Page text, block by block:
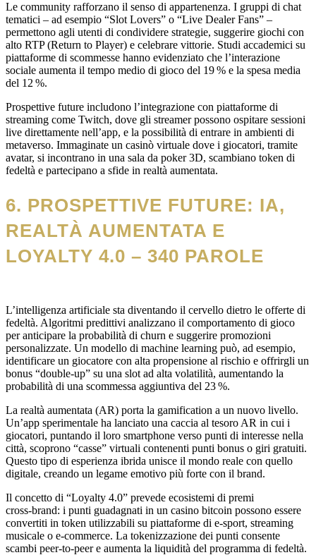
Le community rafforzano il senso di appartenenza. I gruppi di chat
tematici – ad esempio “Slot Lovers” o “Live Dealer Fans” –
permettono agli utenti di condividere strategie, suggerire giochi con
alto RTP (Return to Player) e celebrare vittorie. Studi accademici su
piattaforme di scommesse hanno evidenziato che l’interazione
sociale aumenta il tempo medio di gioco del 19 % e la spesa media
del 12 %.
Prospettive future includono l’integrazione con piattaforme di
streaming come Twitch, dove gli streamer possono ospitare sessioni
live direttamente nell’app, e la possibilità di entrare in ambienti di
metaverso. Immaginate un casinò virtuale dove i giocatori, tramite
avatar, si incontrano in una sala da poker 3D, scambiano token di
fedeltà e partecipano a sfide in realtà aumentata.
6. PROSPETTIVE FUTURE: IA,
REALTÀ AUMENTATA E
LOYALTY 4.0 – 340 PAROLE
L’intelligenza artificiale sta diventando il cervello dietro le offerte di
fedeltà. Algoritmi predittivi analizzano il comportamento di gioco
per anticipare la probabilità di churn e suggerire promozioni
personalizzate. Un modello di machine learning può, ad esempio,
identificare un giocatore con alta propensione al rischio e offrirgli un
bonus “double‑up” su una slot ad alta volatilità, aumentando la
probabilità di una scommessa aggiuntiva del 23 %.
La realtà aumentata (AR) porta la gamification a un nuovo livello.
Un’app sperimentale ha lanciato una caccia al tesoro AR in cui i
giocatori, puntando il loro smartphone verso punti di interesse nella
città, scoprono “casse” virtuali contenenti punti bonus o giri gratuiti.
Questo tipo di esperienza ibrida unisce il mondo reale con quello
digitale, creando un legame emotivo più forte con il brand.
Il concetto di “Loyalty 4.0” prevede ecosistemi di premi
cross‑brand: i punti guadagnati in un casino bitcoin possono essere
convertiti in token utilizzabili su piattaforme di e‑sport, streaming
musicale o e‑commerce. La tokenizzazione dei punti consente
scambi peer‑to‑peer e aumenta la liquidità del programma di fedeltà.